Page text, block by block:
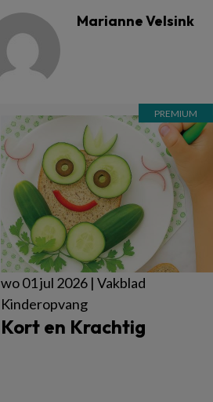
Marianne Velsink
wo 01 jul 2026 | Vakblad
Kinderopvang
Kort en Krachtig